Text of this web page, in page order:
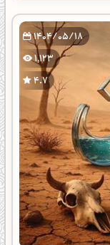
1404/05/18
1,123
4.7